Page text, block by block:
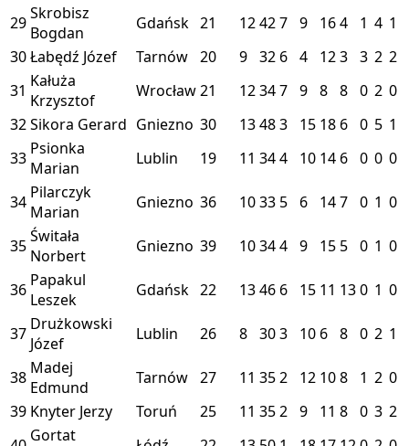
29Skrobisz
Bogdan
Gdańsk 21 12427 9 164 1 4 1
30Łabędź Józef Tarnów 20 9 32 6 4 123 3 2 2
31 Kałuża
Krzysztof
Wrocław21 12347 9 8 8 0 2 0
32Sikora Gerard Gniezno 30 13483 15 18 6 0 5 1
33 Psionka
Marian
Lublin 19 11 344 10 14 6 0 0 0
34 Pilarczyk
Marian
Gniezno 36 1033 5 6 147 0 1 0
35Świtała
Norbert
Gniezno 39 10344 9 15 5 0 1 0
36 Papakul
Leszek
Gdańsk 22 1346 6 15 11 130 1 0
37 Drużkowski
Józef
Lublin 26 8 303 10 6 8 0 2 1
38 Madej
Edmund
Tarnów 27 11 352 12 108 1 2 0
39 Knyter Jerzy Toruń 25 11 352 9 11 8 0 3 2
Gortat